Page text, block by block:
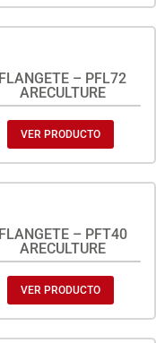
FLANGETE – PFL72
ARECULTURE
VER PRODUCTO
FLANGETE – PFT40
ARECULTURE
VER PRODUCTO